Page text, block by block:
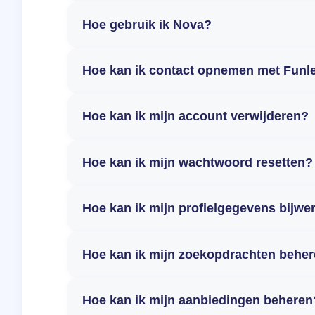
Hoe gebruik ik Nova?
Hoe kan ik contact opnemen met
Hoe kan ik mijn account verwijderen?
Hoe kan ik mijn wachtwoord resetten?
Hoe kan ik mijn profielgegevens
Hoe kan ik mijn zoekopdrachten
Hoe kan ik mijn aanbiedingen